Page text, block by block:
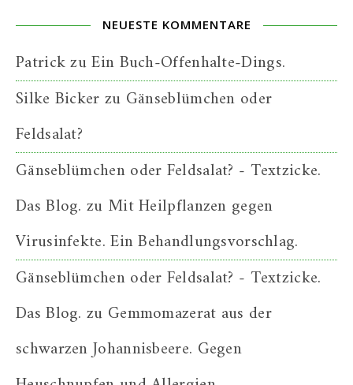
NEUESTE KOMMENTARE
PatrickzuEin Buch-Offenhalte-Dings.
Silke Bickerzu Gänseblümchen oder
Feldsalat?
Gänseblümchen oder Feldsalat? - Textzicke.
Das Blog. zu Mit Heilpflanzen gegen
Virusinfekte. Ein Behandlungsvorschlag.
Gänseblümchen oder Feldsalat? - Textzicke.
Das Blog. zu Gemmomazerat aus der
schwarzen Johannisbeere. Gegen